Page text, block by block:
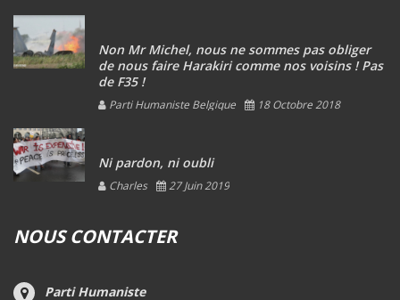
Non Mr Michel, nous ne sommes pas obliger
de nous faire Harakiri comme nos voisins ! Pas
de F35 !
Parti Humaniste Belgique 18 Octobre 2018
Ni pardon, ni oubli
Charles 27 Juin 2019
NOUS CONTACTER
Parti Humaniste